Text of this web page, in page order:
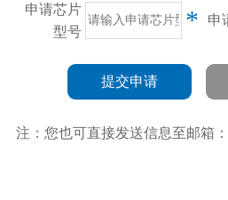
申请芯片
型号
* 申
提交申请
注：您也可直接发送信息至邮箱